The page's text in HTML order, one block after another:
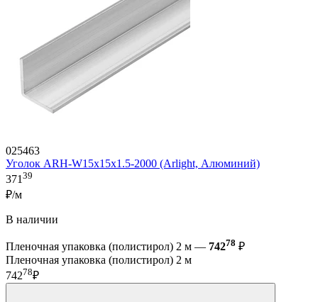
025463
Уголок ARH-W15x15x1.5-2000 (Arlight, Алюминий)
37139
₽/м
В наличии
Пленочная упаковка (полистирол) 2 м — 74278 ₽
Пленочная упаковка (полистирол) 2 м
74278₽